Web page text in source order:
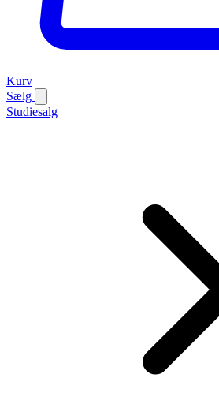
Kurv
Sælg
Studiesalg